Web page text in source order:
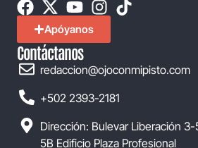
Apóyanos
Contáctanos
redaccion@ojoconmipisto.com
+502 2393-2181
Dirección: Bulevar Liberación
5B Edificio Plaza Profesional